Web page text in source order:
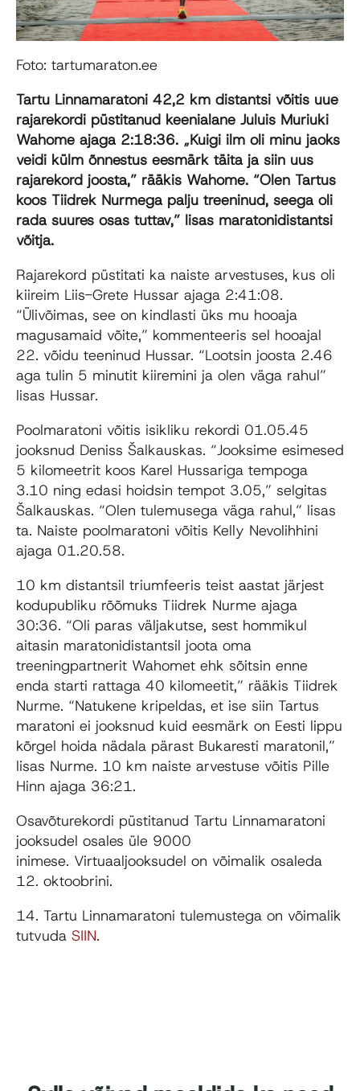
Foto: tartumaraton.ee
Tartu Linnamaratoni 42,2 km distantsi võitis uue
rajarekordi püstitanud keenialane Juluis Muriuki
Wahome ajaga 2:18:36. „Kuigi ilm oli minu jaoks
veidi külm õnnestus eesmärk täita ja siin uus
rajarekord joosta,” rääkis Wahome. “Olen Tartus
koos Tiidrek Nurmega palju treeninud, seega oli
rada suures osas tuttav,” lisas maratonidistantsi
võitja.
Rajarekord püstitati ka naiste arvestuses, kus oli
kiireim Liis-Grete Hussar ajaga 2:41:08.
“Ülivõimas, see on kindlasti üks mu hooaja
magusamaid võite,” kommenteeris sel hooajal
22. võidu teeninud Hussar. “Lootsin joosta 2.46
aga tulin 5 minutit kiiremini ja olen väga rahul”
lisas Hussar.
Poolmaratoni võitis isikliku rekordi 01.05.45
jooksnud Deniss Šalkauskas. “Jooksime esimesed
5 kilomeetrit koos Karel Hussariga tempoga
3.10 ning edasi hoidsin tempot 3.05,” selgitas
Šalkauskas. “Olen tulemusega väga rahul,” lisas
ta. Naiste poolmaratoni võitis Kelly Nevolihhini
ajaga 01.20.58.
10 km distantsil triumfeeris teist aastat järjest
kodupubliku rõõmuks Tiidrek Nurme ajaga
30:36. “Oli paras väljakutse, sest hommikul
aitasin maratonidistantsil joota oma
treeningpartnerit Wahomet ehk sõitsin enne
enda starti rattaga 40 kilomeetit,” rääkis Tiidrek
Nurme. “Natukene kripeldas, et ise siin Tartus
maratoni ei jooksnud kuid eesmärk on Eesti lippu
kõrgel hoida nädala pärast Bukaresti maratonil,”
lisas Nurme. 10 km naiste arvestuse võitis Pille
Hinn ajaga 36:21.
Osavõturekordi püstitanud Tartu Linnamaratoni
jooksudel osales üle 9000
inimese. Virtuaaljooksudel on võimalik osaleda
12. oktoobrini.
14. Tartu Linnamaratoni tulemustega on võimalik
tutvuda SIIN.